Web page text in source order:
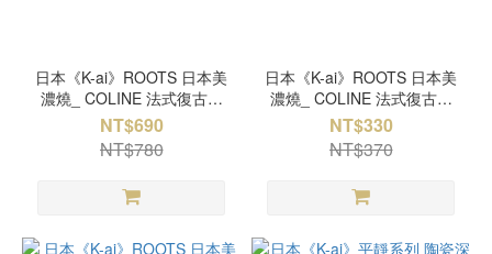
日本《K-ai》ROOTS 日本美
濃燒_ COLINE 法式復古系
列 陶瓷義大利麵碗 -灰白/琥
珀/ 錫灰
NT$690
NT$780
日本《K-ai》ROOTS 日本美
濃燒_ COLINE 法式復古系
列 陶瓷八角盤 -灰白/琥珀/ 錫
灰
NT$330
NT$370